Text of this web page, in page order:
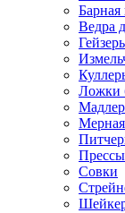
Барная
Ведра
Ложки
Совки